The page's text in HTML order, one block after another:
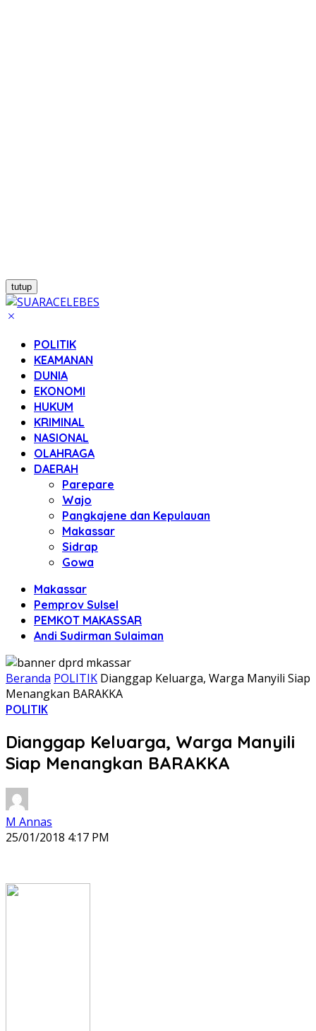
tutup
POLITIK
KEAMANAN
DUNIA
EKONOMI
HUKUM
KRIMINAL
NASIONAL
OLAHRAGA
DAERAH
Parepare
Wajo
Pangkajene dan Kepulauan
Makassar
Sidrap
Gowa
Makassar
Pemprov Sulsel
PEMKOT MAKASSAR
Andi Sudirman Sulaiman
Beranda POLITIK Dianggap Keluarga, Warga Manyili Siap
Menangkan BARAKKA
POLITIK
Dianggap Keluarga, Warga Manyili
Siap Menangkan BARAKKA
M Annas
25/01/2018 4:17 PM